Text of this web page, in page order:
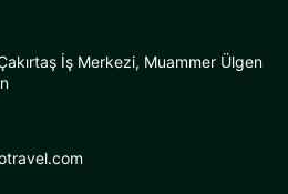
İş Merkezi, Muammer Ülgen